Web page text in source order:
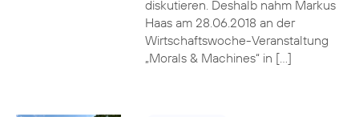
diskutieren. Deshalb nahm Markus
Haas am 28.06.2018 an der
Wirtschaftswoche-Veranstaltung
„Morals & Machines“ in […]